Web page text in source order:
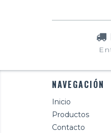
NAVEGACIÓN
Inicio
Productos
Contacto